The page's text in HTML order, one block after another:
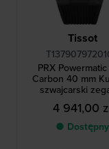
Tissot
PRX
Carbon 40 mm
szwajcarski
automatyczny z
kopertą z
węglowego
4 941,00
● Dostępny